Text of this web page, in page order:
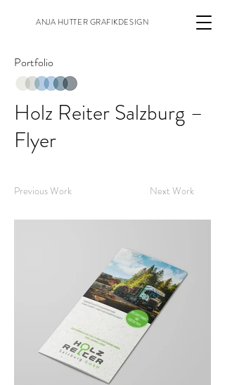
ANJA HUTTER GRAFIKDESIGN
Portfolio
Holz Reiter Salzburg –
Flyer
Previous Work Next Work